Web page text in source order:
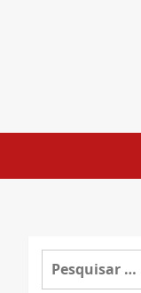
Pesquisar